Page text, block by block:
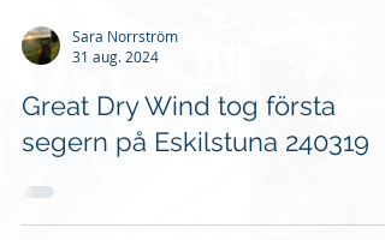
Sara Norrström
31 aug. 2024
Great Dry Wind tog första
segern på Eskilstuna 240319